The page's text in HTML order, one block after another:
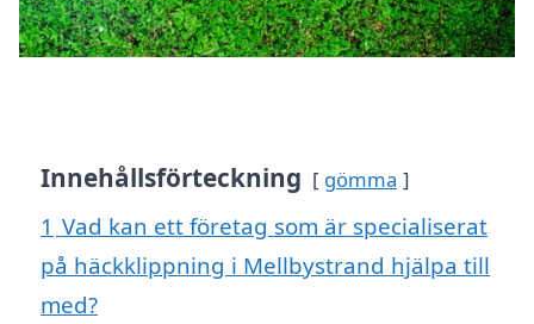
Innehållsförteckning gömma
1 Vad kan ett företag som är specialiserat
på häckklippning i Mellbystrand hjälpa till
med?